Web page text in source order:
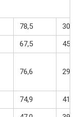
78,5
304
67,5
453
76,6 293
74,9
417